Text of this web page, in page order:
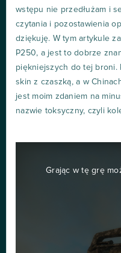
wstępu nie przedłużam i
czytania i pozostawienia
dziękuję. W tym artykule
P250, a jest to dobrze
piękniejszych do tej broni.
skin z czaszką, a w
jest moim zdaniem na
nazwie toksyczny, czyli
Grając w tę grę